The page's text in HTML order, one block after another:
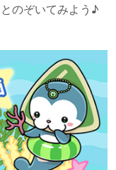
のぞいてみよう♪